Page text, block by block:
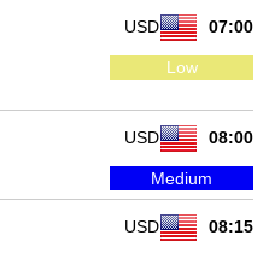
07:00
USD
Low
08:00
USD
Medium
08:15
USD